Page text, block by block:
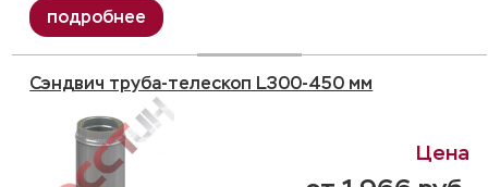
Сэндвич труба-телескоп L300-450 мм